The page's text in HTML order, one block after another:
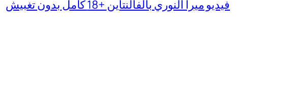
فيديو ميرا النوري بالفالنتاين +18 كامل بدون تغبيش